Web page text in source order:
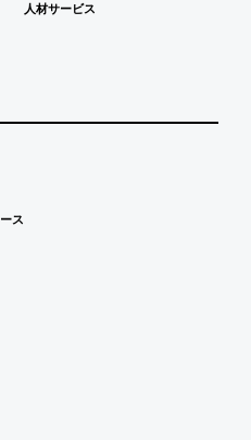
人材サービス
ス